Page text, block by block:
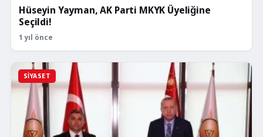
Hüseyin Yayman, AK Parti MKYK Üyeliğine
Seçildi!
1 yıl önce
SIYASET